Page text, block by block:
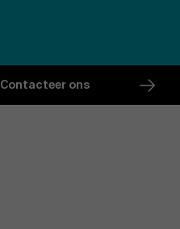
Contacteer ons